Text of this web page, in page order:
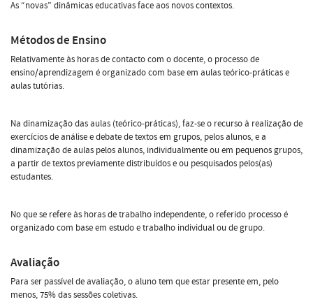
As “novas” dinâmicas educativas face aos novos contextos.
Métodos de Ensino
Relativamente às horas de contacto com o docente, o processo de
ensino/aprendizagem é organizado com base em aulas teórico-práticas e
aulas tutórias.
Na dinamização das aulas (teórico-práticas), faz-se o recurso à realização de
exercícios de análise e debate de textos em grupos, pelos alunos, e a
dinamização de aulas pelos alunos, individualmente ou em pequenos grupos,
a partir de textos previamente distribuídos e ou pesquisados pelos(as)
estudantes.
No que se refere às horas de trabalho independente, o referido processo é
organizado com base em estudo e trabalho individual ou de grupo.
Avaliação
Para ser passível de avaliação, o aluno tem que estar presente em, pelo
menos, 75% das sessões coletivas.